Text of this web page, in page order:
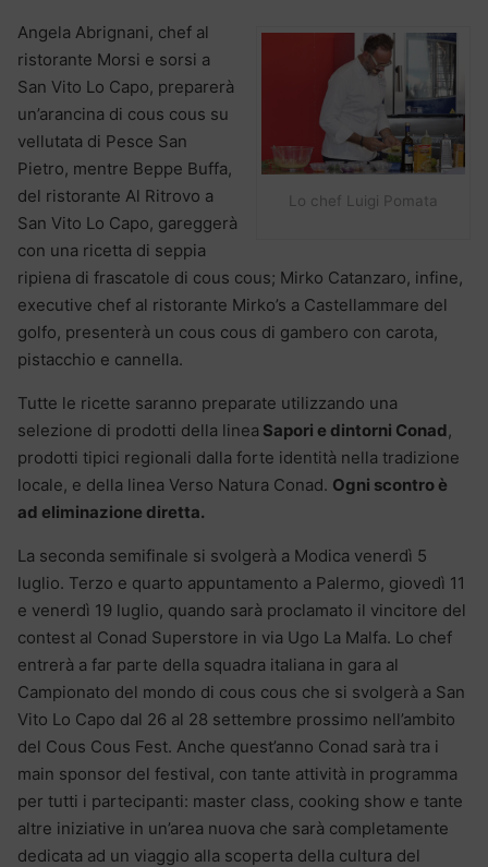
Lo chef Luigi Pomata
Angela Abrignani, chef al
ristorante Morsi e sorsi a
San Vito Lo Capo, preparerà
un’arancina di cous cous su
vellutata di Pesce San
Pietro, mentre Beppe Buffa,
del ristorante Al Ritrovo a
San Vito Lo Capo, gareggerà
con una ricetta di seppia
ripiena di frascatole di cous cous; Mirko Catanzaro, infine,
executive chef al ristorante Mirko’s a Castellammare del
golfo, presenterà un cous cous di gambero con carota,
pistacchio e cannella.
Tutte le ricette saranno preparate utilizzando una
selezione di prodotti della linea Sapori e dintorni Conad,
prodotti tipici regionali dalla forte identità nella tradizione
locale, e della linea Verso Natura Conad. Ogni scontro è
ad eliminazione diretta.
La seconda semifinale si svolgerà a Modica venerdì 5
luglio. Terzo e quarto appuntamento a Palermo, giovedì 11
e venerdì 19 luglio, quando sarà proclamato il vincitore del
contest al Conad Superstore in via Ugo La Malfa. Lo chef
entrerà a far parte della squadra italiana in gara al
Campionato del mondo di cous cous che si svolgerà a San
Vito Lo Capo dal 26 al 28 settembre prossimo nell’ambito
del Cous Cous Fest. Anche quest’anno Conad sarà tra i
main sponsor del festival, con tante attività in programma
per tutti i partecipanti: master class, cooking show e tante
altre iniziative in un’area nuova che sarà completamente
dedicata ad un viaggio alla scoperta della cultura del